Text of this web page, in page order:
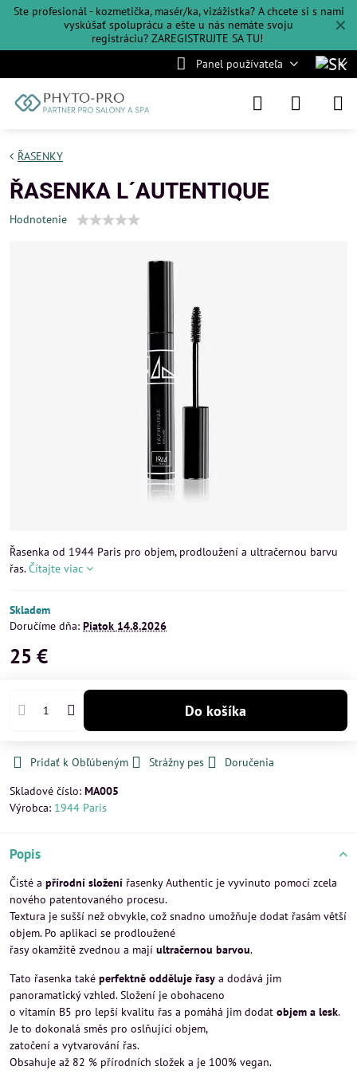
✕
Ste profesionál - kozmetička, masér/ka, vizážistka? A chcete si s nami
vyskúšať spoluprácu a ešte u nás nemáte svoju
registráciu? ZAREGISTRUJTE SA TU!
Panel používateľa
ŘASENKY
ŘASENKA L´AUTENTIQUE
Hodnotenie
Řasenka od 1944 Paris pro objem, prodloužení a ultračernou barvu
řas.Čítajte viac
Skladem
Doručíme dňa: Piatok 14.8.2026
25 €
Do košíka
Pridať k Obľúbeným Strážny pes
Doručenia
Skladové číslo: MA005
Výrobca: 1944 Paris
Popis
Čisté a přírodní složení řasenky Authentic je vyvinuto pomocí zcela
nového patentovaného procesu.
Textura je sušší než obvykle, což snadno umožňuje dodat řasám větší
objem. Po aplikaci se prodloužené
řasy okamžitě zvednou a mají ultračernou barvou.
Tato řasenka také perfektně odděluje řasy a dodává jim
panoramatický vzhled. Složení je obohaceno
o vitamín B5 pro lepší kvalitu řas a pomáhá jim dodat objem a lesk.
Je to dokonalá směs pro oslňující objem,
zatočení a vytvarování řas.
Obsahuje až 82 % přírodních složek a je 100% vegan.